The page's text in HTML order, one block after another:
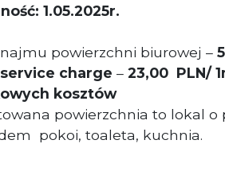
1.05.2025r.
najmu powierzchni biurowej –
service charge – 23,00 PLN/
kosztów
powierzchnia to lokal o
pokoi, toaleta, kuchnia.